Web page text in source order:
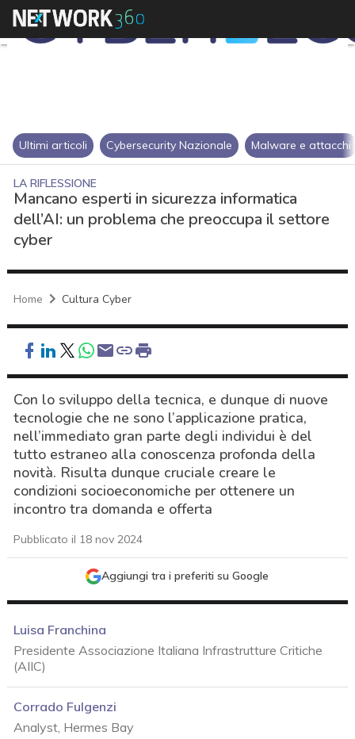
Ultimi articoli Cybersecurity Nazionale Malware e attacchi
LA RIFLESSIONE
Mancano esperti in sicurezza informatica
dell’AI: un problema che preoccupa il settore
cyber
Home Cultura Cyber
Con lo sviluppo della tecnica, e dunque di nuove
tecnologie che ne sono l’applicazione pratica,
nell’immediato gran parte degli individui è del
tutto estraneo alla conoscenza profonda della
novità. Risulta dunque cruciale creare le
condizioni socioeconomiche per ottenere un
incontro tra domanda e offerta
Pubblicato il 18 nov 2024
Aggiungi tra i preferiti su Google
Luisa Franchina
Presidente Associazione Italiana Infrastrutture Critiche
(AIIC)
Corrado Fulgenzi
Analyst, Hermes Bay